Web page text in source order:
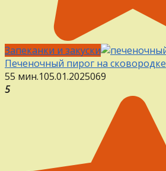
Запеканки и закуски
Печеночный пирог на сковородке
55 мин.105.01.2025069
5